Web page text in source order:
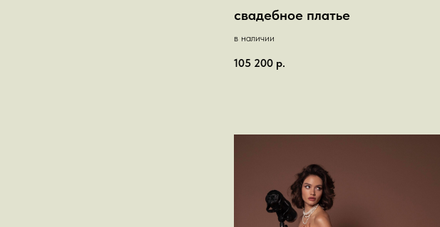
свадебное платье
в наличии
105 200 р.